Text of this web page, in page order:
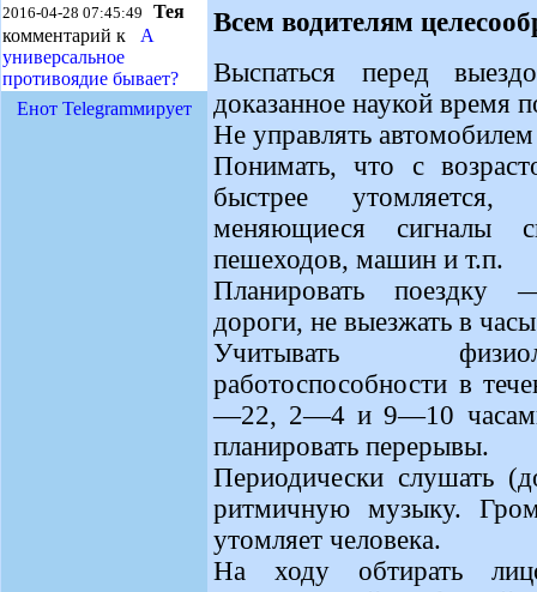
2016-04-28 07:45:49 Тея
комментарий к А
универсальное
противоядие бывает?
Енот Telegramмирует
Всем водителям
Выспаться перед
доказанное наукой время
Не управлять
Понимать, что с
быстрее утомляется,
меняющиеся сигналы
пешеходов, машин и т.п.
Планировать поездку
дороги, не выезжать в
Учитывать
работоспособности в
—22, 2—4 и 9—10
планировать перерывы.
Периодически слушать
ритмичную музыку.
утомляет человека.
На ходу обтирать